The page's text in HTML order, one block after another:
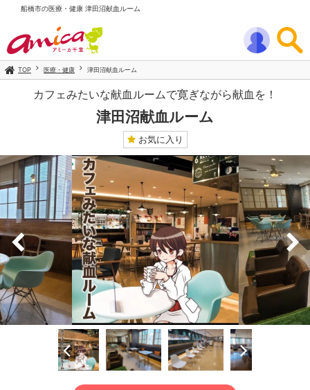
船橋市の医療・健康 津田沼献血ルーム
TOP 医療・健康 津田沼献血ルーム
カフェみたいな献血ルームで寛ぎながら献血を！
津田沼献血ルーム
お気に入り